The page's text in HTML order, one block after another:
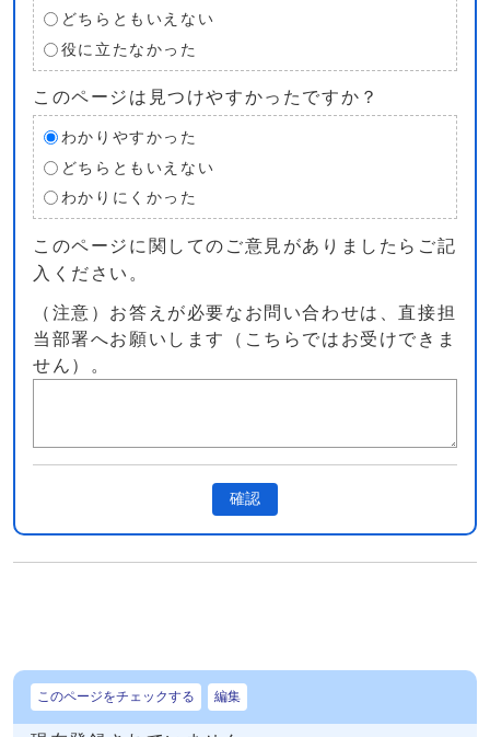
どちらともいえない
役に立たなかった
このページは見つけやすかったですか？
わかりやすかった
どちらともいえない
わかりにくかった
このページに関してのご意見がありましたらご記
入ください。
（注意）お答えが必要なお問い合わせは、直接担
当部署へお願いします（こちらではお受けできま
せん）。
確認
このページをチェックする 編集